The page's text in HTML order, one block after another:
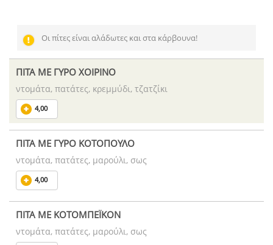
Οι πίτες είναι αλάδωτες και στα κάρβουνα!
ΠΙΤΑ ΜΕ ΓΥΡΟ ΧΟΙΡΙΝΟ
ντομάτα, πατάτες, κρεμμύδι, τζατζίκι
4,00
ΠΙΤΑ ΜΕ ΓΥΡΟ ΚΟΤΟΠΟΥΛΟ
ντομάτα, πατάτες, μαρούλι, σως
4,00
ΠΙΤΑ ΜΕ ΚΟΤΟΜΠΕΪΚΟΝ
ντομάτα, πατάτες, μαρούλι, σως